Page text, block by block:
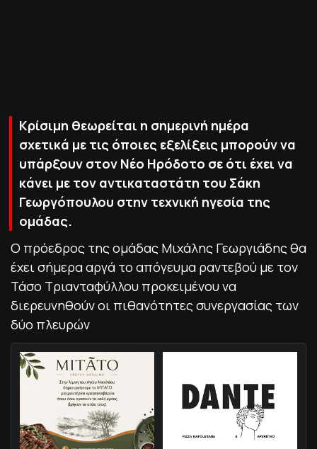
Kρίσιμη θεωρείται η σημερινή ημέρα
σχετικά με τις όποιες εξελίξεις μπορούν να
υπάρξουν στον Νέο Ηρόδοτο σε ότι έχει να
κάνει με τον αντικαταστάτη του Σάκη
Γεωργόπουλου στην τεχνική ηγεσία της
ομάδας.
Ο πρόεδρος της ομάδας Μιχάλης Γεωργιάδης θα
έχει σήμερα αργά το απόγευμα ραντεβού με τον
Τάσο Τριανταφύλλου προκειμένου να
διερευνηθούν οι πιθανότητες συνεργασίας των
δύο πλευρών